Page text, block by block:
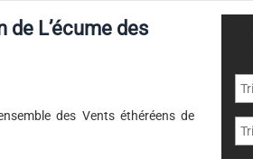
de L’écume des
des Vents éthéréens de